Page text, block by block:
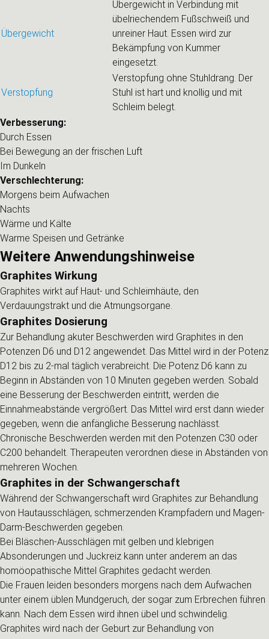
Übergewicht
Übergewicht in Verbindung mit
übelriechendem Fußschweiß und
unreiner Haut. Essen wird zur
Bekämpfung von Kummer
eingesetzt.
Verstopfung
Verstopfung ohne Stuhldrang. Der
Stuhl ist hart und knollig und mit
Schleim belegt.
Verbesserung:
Durch Essen
Bei Bewegung an der frischen Luft
Im Dunkeln
Verschlechterung:
Morgens beim Aufwachen
Nachts
Wärme und Kälte
Warme Speisen und Getränke
Weitere Anwendungshinweise
Graphites Wirkung
Graphites wirkt auf Haut- und Schleimhäute, den
Verdauungstrakt und die Atmungsorgane.
Graphites Dosierung
Zur Behandlung akuter Beschwerden wird Graphites in den
Potenzen D6 und D12 angewendet. Das Mittel wird in der Potenz
D12 bis zu 2-mal täglich verabreicht. Die Potenz D6 kann zu
Beginn in Abständen von 10 Minuten gegeben werden. Sobald
eine Besserung der Beschwerden eintritt, werden die
Einnahmeabstände vergrößert. Das Mittel wird erst dann wieder
gegeben, wenn die anfängliche Besserung nachlässt.
Chronische Beschwerden werden mit den Potenzen C30 oder
C200 behandelt. Therapeuten verordnen diese in Abständen von
mehreren Wochen.
Graphites in der Schwangerschaft
Während der Schwangerschaft wird Graphites zur Behandlung
von Hautausschlägen, schmerzenden Krampfadern und Magen-
Darm-Beschwerden gegeben.
Bei Bläschen-Ausschlägen mit gelben und klebrigen
Absonderungen und Juckreiz kann unter anderem an das
homöopathische Mittel Graphites gedacht werden.
Die Frauen leiden besonders morgens nach dem Aufwachen
unter einem üblen Mundgeruch, der sogar zum Erbrechen führen
kann. Nach dem Essen wird ihnen übel und schwindelig.
Graphites wird nach der Geburt zur Behandlung von